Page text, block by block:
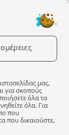
μας,
για σκοπούς
όλα τα
όλα. Για
που
που δικαιούστε,
Μπαταρία R20